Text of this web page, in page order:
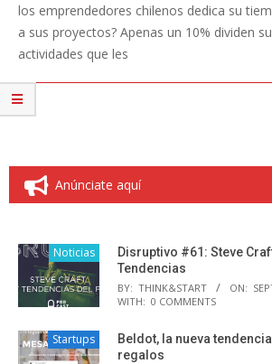
los emprendedores chilenos dedica su
a sus proyectos? Apenas un 10% dividen
actividades que les
Anúnciate aquí
Noticias
Disruptivo #61: Steve
Tendencias
BY: THINK&START ON:
WITH: 0 COMMENTS
Startups
Beldot, la nueva
regalos